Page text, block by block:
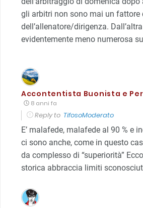
gli arbitri non sono mai un fattore
dell’allenatore/dirigenza.
evidentemente meno numerosa su
Accontentista Buonista e
8 anni fa
Reply to TifosoModerato
E’ malafede, malafede al 90 % e
ci sono anche, come in questo
da complesso di “superiorità”
storica abbraccia limiti